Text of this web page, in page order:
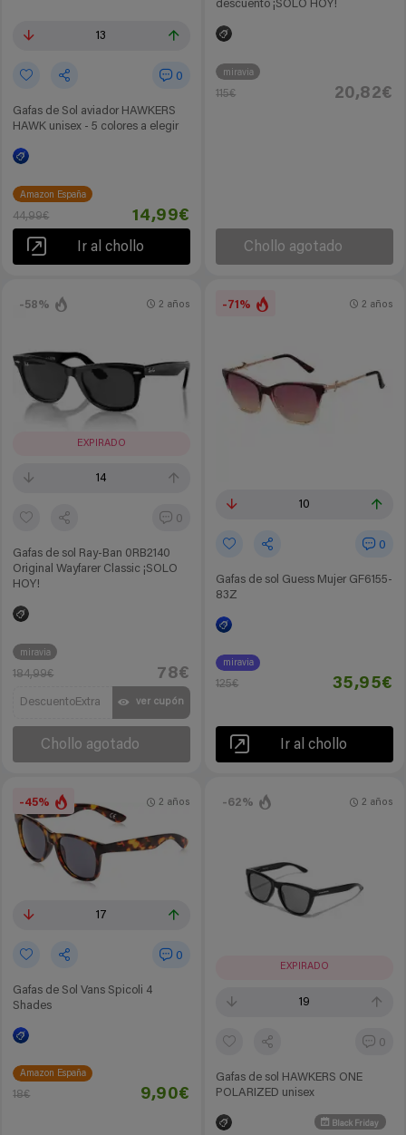
13
0
Gafas de Sol aviador HAWKERS
HAWK unisex - 5 colores a elegir
Amazon España
44,99€ 14,99€
Ir al chollo
descuento ¡SOLO HOY!
miravia
115€ 20,82€
Chollo agotado
-58%
EXPIRADO
14
0
Gafas de sol Ray-Ban 0RB2140
Original Wayfarer Classic ¡SOLO
HOY!
2 años
miravia
184,99€ 78€
DescuentoExtra ver cupón
Chollo agotado
-71%
10
0
Gafas de sol Guess Mujer GF6155-
83Z
2 años
miravia
125€ 35,95€
Ir al chollo
-45%
17
0
Gafas de Sol Vans Spicoli 4
Shades
2 años
Amazon España
18€ 9,90€
-62%
EXPIRADO
19
0
Gafas de sol HAWKERS ONE
POLARIZED unisex
Black Friday
2 años